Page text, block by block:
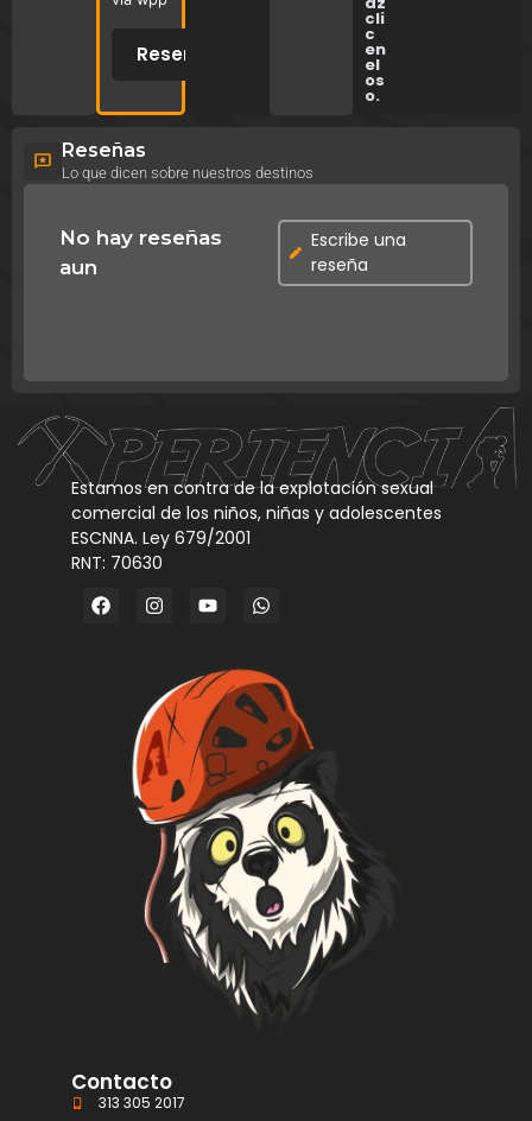
Reservar
cli
c
en
el
os
o.
Reseñas
Lo que dicen sobre nuestros destinos
No hay reseñas
aun
Escribe una
reseña
Contacto
313 305 2017
Estamos en contra de la explotación sexual
comercial de los niños, niñas y adolescentes
ESCNNA. Ley 679/2001
RNT: 70630